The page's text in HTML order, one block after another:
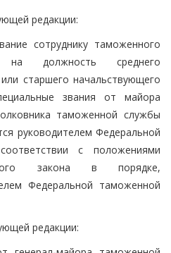
редакции:
сотруднику таможенного
на должность среднего
старшего начальствующего
звания от майора
таможенной службы
руководителем Федеральной
с положениями
закона в порядке,
Федеральной таможенной
редакции: